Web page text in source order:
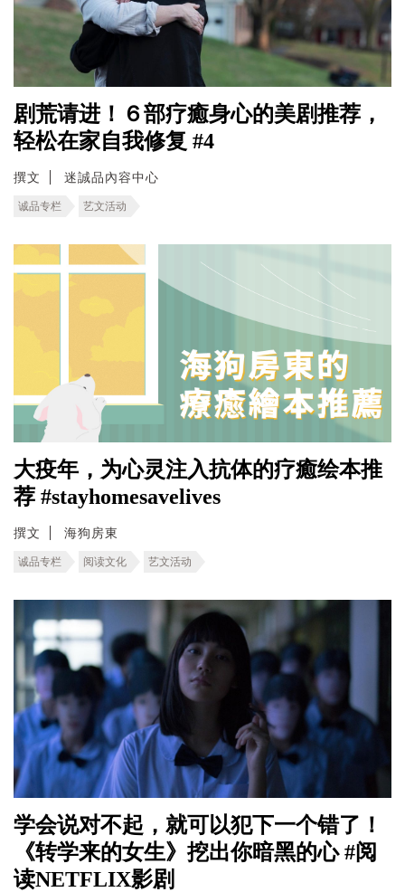
剧荒请进！６部疗癒身心的美剧推荐，
轻松在家自我修复 #4
撰文 迷誠品內容中心
诚品专栏 艺文活动
大疫年，为心灵注入抗体的疗癒绘本推
荐 #stayhomesavelives
撰文 海狗房東
诚品专栏 阅读文化 艺文活动
学会说对不起，就可以犯下一个错了！
《转学来的女生》挖出你暗黑的心 #阅
读NETFLIX影剧